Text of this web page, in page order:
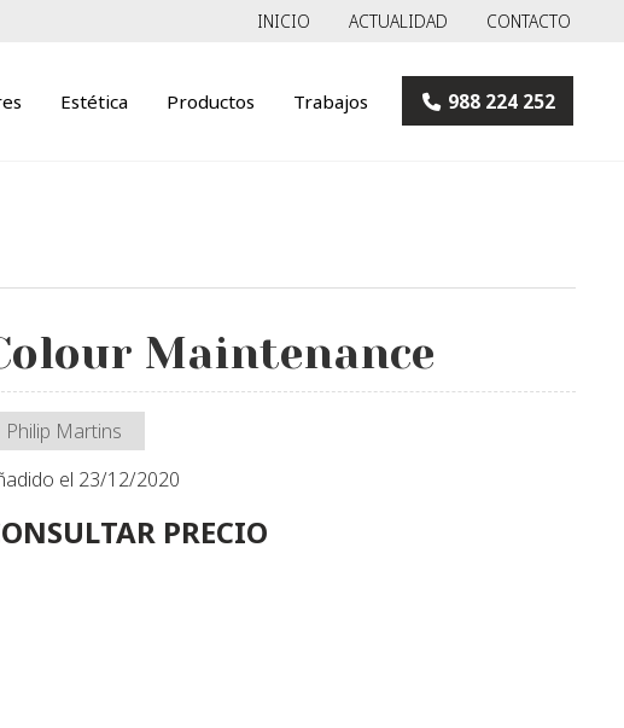
INICIO ACTUALIDAD CONTACTO
Estética Productos Trabajos 988 224 252
Maintenance
Philip Martins
el 23/12/2020
PRECIO